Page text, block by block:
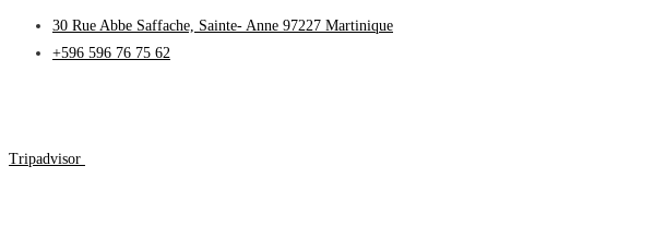
30 Rue Abbe Saffache, Sainte- Anne 97227 Martinique
+596 596 76 75 62
Tripadvisor